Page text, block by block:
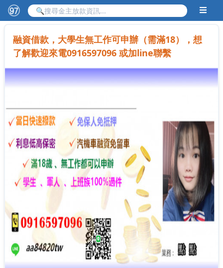
融資借款，大學生無工作可申辦（需滿18），想
了解歡迎來電0916597096 或加line聯繫